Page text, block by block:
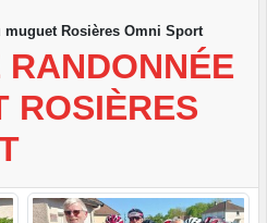
muguet Rosières Omni Sport
ROSIÈRES